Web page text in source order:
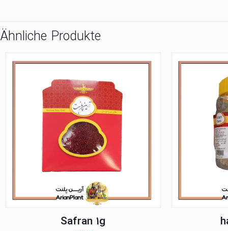
Ähnliche Produkte
Safran 1g